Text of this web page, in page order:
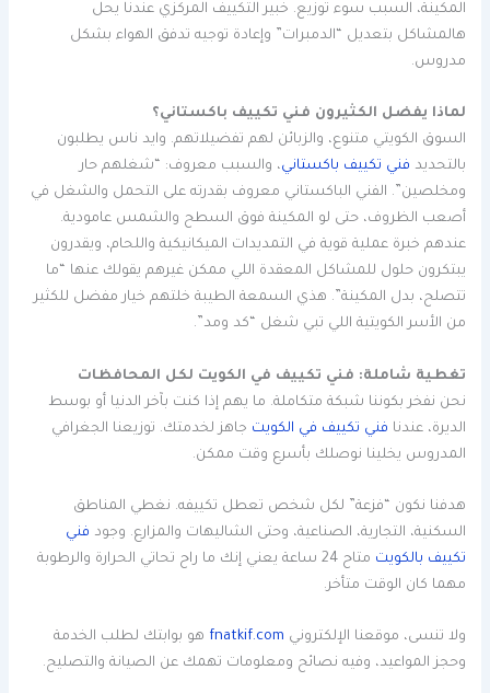
المكينة، السبب سوء توزيع. خبير التكييف المركزي عندنا يحل
هالمشاكل بتعديل “الدمبرات” وإعادة توجيه تدفق الهواء بشكل
مدروس.
لماذا يفضل الكثيرون فني تكييف باكستاني؟
السوق الكويتي متنوع، والزبائن لهم تفضيلاتهم. وايد ناس يطلبون
بالتحديد فني تكييف باكستاني، والسبب معروف: “شغلهم حار
ومخلصين”. الفني الباكستاني معروف بقدرته على التحمل والشغل في
أصعب الظروف، حتى لو المكينة فوق السطح والشمس عامودية.
عندهم خبرة عملية قوية في التمديدات الميكانيكية واللحام، ويقدرون
يبتكرون حلول للمشاكل المعقدة اللي ممكن غيرهم يقولك عنها “ما
تتصلح، بدل المكينة”. هذي السمعة الطيبة خلتهم خيار مفضل للكثير
من الأسر الكويتية اللي تبي شغل “كد ومد”.
تغطية شاملة: فني تكييف في الكويت لكل المحافظات
نحن نفخر بكوننا شبكة متكاملة. ما يهم إذا كنت بآخر الدنيا أو بوسط
الديرة، عندنا فني تكييف في الكويت جاهز لخدمتك. توزيعنا الجغرافي
المدروس يخلينا نوصلك بأسرع وقت ممكن.
هدفنا نكون “فزعة” لكل شخص تعطل تكييفه. نغطي المناطق
السكنية، التجارية، الصناعية، وحتى الشاليهات والمزارع. وجود فني
تكييف بالكويت
متاح 24 ساعة يعني إنك ما راح تحاتي الحرارة والرطوبة
مهما كان الوقت متأخر.
ولا تنسى، موقعنا الإلكتروني fnatkif.com هو بوابتك لطلب الخدمة
وحجز المواعيد، وفيه نصائح ومعلومات تهمك عن الصيانة والتصليح.